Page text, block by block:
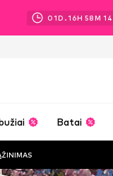
01D.16H 58M 13
Batai